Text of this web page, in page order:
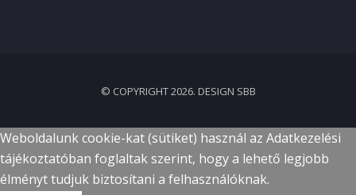
© COPYRIGHT 2026. DESIGN SBB
Weboldalunk cookie-kat (sütiket) használ az Adatkezelési
tájékoztatóban foglaltak szerint, hogy a lehető legjobb
élményt tudjuk biztosítani a felhasználóknak.